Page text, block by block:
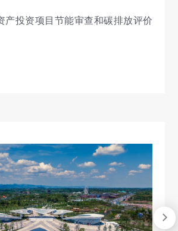
产投资项目节能审查和碳排放评价
